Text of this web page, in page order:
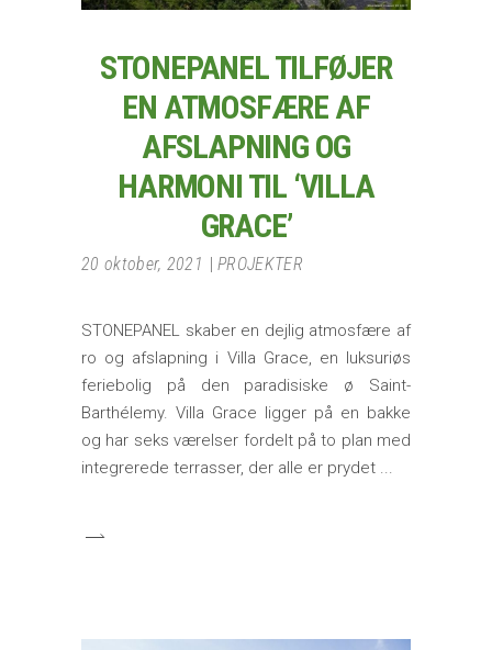
STONEPANEL TILFØJER
EN ATMOSFÆRE AF
AFSLAPNING OG
HARMONI TIL ‘VILLA
GRACE’
20 oktober, 2021 PROJEKTER
STONEPANEL skaber en dejlig atmosfære af
ro og afslapning i Villa Grace, en luksuriøs
feriebolig på den paradisiske ø Saint-
Barthélemy. Villa Grace ligger på en bakke
og har seks værelser fordelt på to plan med
integrerede terrasser, der alle er prydet